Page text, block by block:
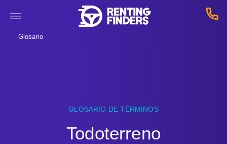
Glosario
GLOSARIO DE TÉRMINOS
Todoterreno